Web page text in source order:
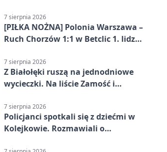
7 sierpnia 2026
[PIŁKA NOŻNA] Polonia Warszawa –
Ruch Chorzów 1:1 w Betclic 1. lidze.
7 sierpnia 2026
Z Białołęki ruszą na jednodniowe
wycieczki. Na liście Zamość i
7 sierpnia 2026
Policjanci spotkali się z dziećmi w
Kolejkowie. Rozmawiali o